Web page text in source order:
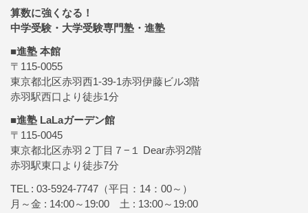
算数に強くなる！
中学受験・大学受験専門塾・進塾
■進塾 本館
〒115-0055
東京都北区赤羽西1-39-1赤羽伊藤ビル3階
赤羽駅西口より徒歩1分
■進塾 LaLaガーデン館
〒115-0045
東京都北区赤羽２丁目７−１ Dear赤羽2階
赤羽駅東口より徒歩7分
TEL : 03-5924-7747 （平日：14：00～）
月～金 : 14:00～19:00 土 : 13:00～19:00